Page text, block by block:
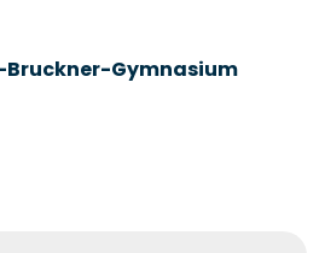
Gymnasium